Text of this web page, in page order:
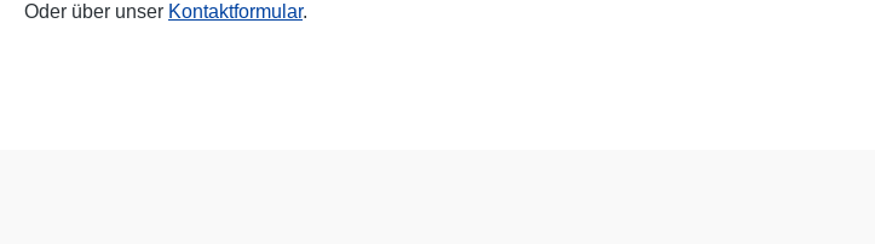
Oder über unser Kontaktformular.